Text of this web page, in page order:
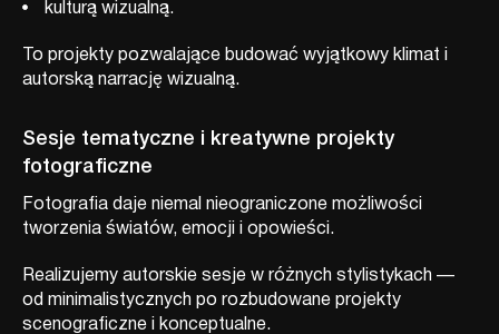
kulturą wizualną.
To projekty pozwalające budować wyjątkowy klimat i
autorską narrację wizualną.
Sesje tematyczne i kreatywne projekty
fotograficzne
Fotografia daje niemal nieograniczone możliwości
tworzenia światów, emocji i opowieści.
Realizujemy autorskie sesje w różnych stylistykach —
od minimalistycznych po rozbudowane projekty
scenograficzne i konceptualne.